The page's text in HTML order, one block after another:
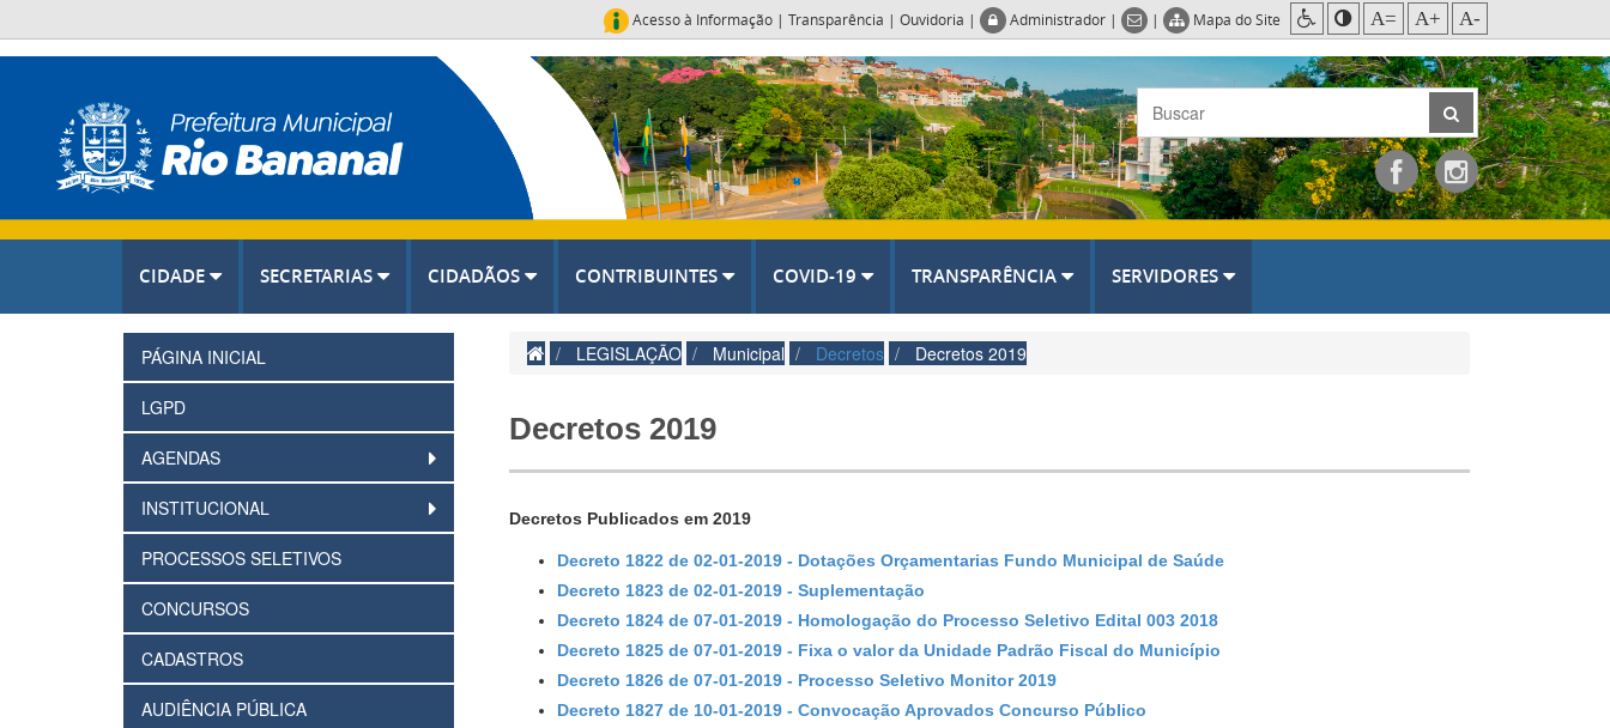
Acesso à Informação | Transparência | Ouvidoria | Administrador | | Mapa do Site A= A+ A-
CIDADE SECRETARIAS CIDADÃOS CONTRIBUINTES COVID-19 TRANSPARÊNCIA SERVIDORES
PÁGINA INICIAL
LGPD
AGENDAS
INSTITUCIONAL
PROCESSOS SELETIVOS
CONCURSOS
CADASTROS
AUDIÊNCIA PÚBLICA
LEGISLAÇÃO Municipal Decretos Decretos 2019
Decretos 2019
Decretos Publicados em 2019
Decreto 1822 de 02-01-2019 - Dotações Orçamentarias Fundo Municipal de Saúde
Decreto 1823 de 02-01-2019 - Suplementação
Decreto 1824 de 07-01-2019 - Homologação do Processo Seletivo Edital 003 2018
Decreto 1825 de 07-01-2019 - Fixa o valor da Unidade Padrão Fiscal do Município
Decreto 1826 de 07-01-2019 - Processo Seletivo Monitor 2019
Decreto 1827 de 10-01-2019 - Convocação Aprovados Concurso Público